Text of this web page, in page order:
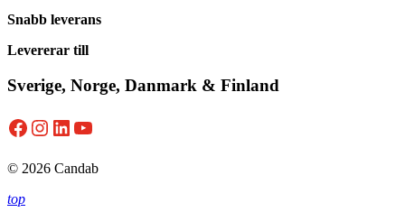
Snabb leverans
Levererar till
Sverige, Norge, Danmark & Finland
Facebook
Instagram
LinkedIn
YouTube
© 2026 Candab
top